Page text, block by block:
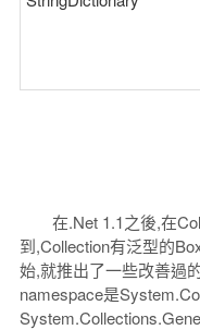
在.Net 1.1之後,在
到,Collection有泛型的
始,就推出了一些改善過
namespace是